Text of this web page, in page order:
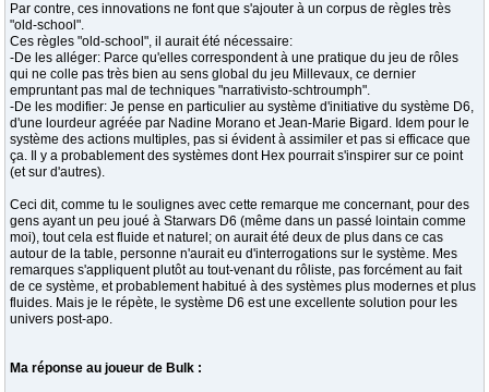
Par contre, ces innovations ne font que s'ajouter à un corpus de règles très
"old-school".
Ces règles "old-school", il aurait été nécessaire:
-De les alléger: Parce qu'elles correspondent à une pratique du jeu de rôles
qui ne colle pas très bien au sens global du jeu Millevaux, ce dernier
empruntant pas mal de techniques "narrativisto-schtroumph".
-De les modifier: Je pense en particulier au système d'initiative du système D6,
d'une lourdeur agréée par Nadine Morano et Jean-Marie Bigard. Idem pour le
système des actions multiples, pas si évident à assimiler et pas si efficace que
ça. Il y a probablement des systèmes dont Hex pourrait s'inspirer sur ce point
(et sur d'autres).
Ceci dit, comme tu le soulignes avec cette remarque me concernant, pour des
gens ayant un peu joué à Starwars D6 (même dans un passé lointain comme
moi), tout cela est fluide et naturel; on aurait été deux de plus dans ce cas
autour de la table, personne n'aurait eu d'interrogations sur le système. Mes
remarques s'appliquent plutôt au tout-venant du rôliste, pas forcément au fait
de ce système, et probablement habitué à des systèmes plus modernes et plus
fluides. Mais je le répète, le système D6 est une excellente solution pour les
univers post-apo.
Ma réponse au joueur de Bulk :